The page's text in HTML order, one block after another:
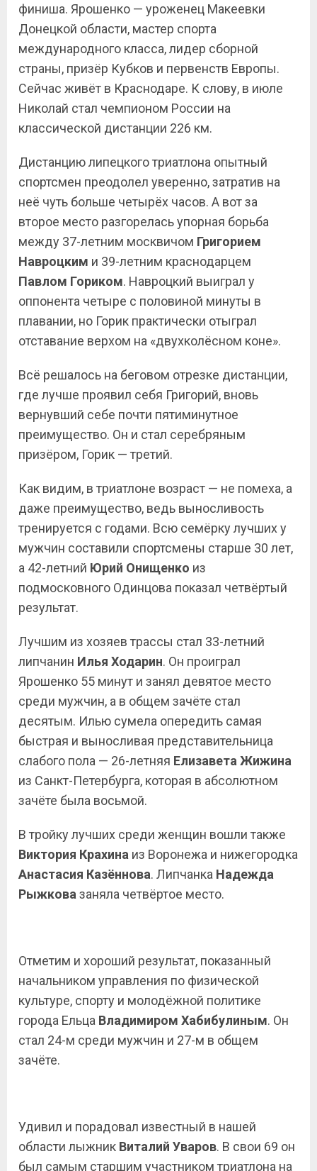
финиша. Ярошенко — уроженец Макеевки
Донецкой области, мастер спорта
международного класса, лидер сборной
страны, призёр Кубков и первенств Европы.
Сейчас живёт в Краснодаре. К слову, в июле
Николай стал чемпионом России на
классической дистанции 226 км.
Дистанцию липецкого триатлона опытный
спортсмен преодолел уверенно, затратив на
неё чуть больше четырёх часов. А вот за
второе место разгорелась упорная борьба
между 37-летним москвичом Григорием
Навроцким и 39-летним краснодарцем
Павлом Гориком. Навроцкий выиграл у
оппонента четыре с половиной минуты в
плавании, но Горик практически отыграл
отставание верхом на «двухколёсном коне».
Всё решалось на беговом отрезке дистанции,
где лучше проявил себя Григорий, вновь
вернувший себе почти пятиминутное
преимущество. Он и стал серебряным
призёром, Горик — третий.
Как видим, в триатлоне возраст — не помеха, а
даже преимущество, ведь выносливость
тренируется с годами. Всю семёрку лучших у
мужчин составили спортсмены старше 30 лет,
а 42-летний Юрий Онищенко из
подмосковного Одинцова показал четвёртый
результат.
Лучшим из хозяев трассы стал 33-летний
липчанин Илья Ходарин. Он проиграл
Ярошенко 55 минут и занял девятое место
среди мужчин, а в общем зачёте стал
десятым. Илью сумела опередить самая
быстрая и выносливая представительница
слабого пола — 26-летняя Елизавета Жижина
из Санкт-Петербурга, которая в абсолютном
зачёте была восьмой.
В тройку лучших среди женщин вошли также
Виктория Крахина из Воронежа и нижегородка
Анастасия Казённова. Липчанка Надежда
Рыжкова заняла четвёртое место.
Отметим и хороший результат, показанный
начальником управления по физической
культуре, спорту и молодёжной политике
города Ельца Владимиром Хабибулиным. Он
стал 24-м среди мужчин и 27-м в общем
зачёте.
Удивил и порадовал известный в нашей
области лыжник Виталий Уваров. В свои 69 он
был самым старшим участником триатлона на